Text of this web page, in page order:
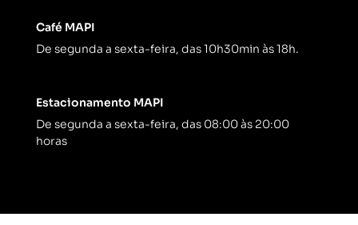
Café MAPI
De segunda a sexta-feira, das 10h30min às 18h.
Estacionamento MAPI
De segunda a sexta-feira, das 08:00 às 20:00
horas